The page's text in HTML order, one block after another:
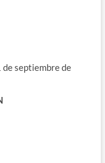
septiembre de